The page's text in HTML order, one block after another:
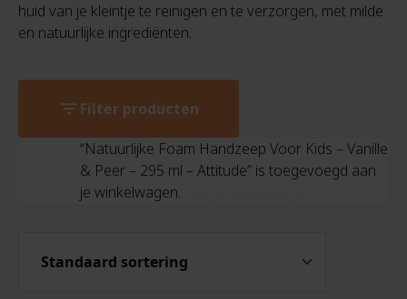
huid van je kleintje te reinigen en te verzorgen, met milde
en natuurlijke ingrediënten.
filter_listFilter producten
“Natuurlijke Foam Handzeep Voor Kids – Vanille
& Peer – 295 ml – Attitude” is toegevoegd aan
je winkelwagen.